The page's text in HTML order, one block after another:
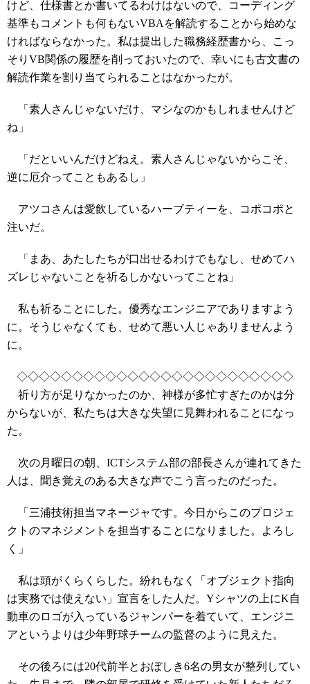
けど、仕様書とか書いてるわけはないので、コーディング
基準もコメントも何もないVBAを解読することから始めな
ければならなかった。私は提出した職務経歴書から、こっ
そりVB関係の履歴を削っておいたので、幸いにも古文書の
解読作業を割り当てられることはなかったが。
「素人さんじゃないだけ、マシなのかもしれませんけど
ね」
「だといいんだけどねえ。素人さんじゃないからこそ、
逆に厄介ってこともあるし」
アツコさんは愛飲しているハーブティーを、コポコポと
注いだ。
「まあ、あたしたちが口出せるわけでもなし、せめてハ
ズレじゃないことを祈るしかないってことね」
私も祈ることにした。優秀なエンジニアでありますよう
に。そうじゃなくても、せめて悪い人じゃありませんよう
に。
◇◇◇◇◇◇◇◇◇◇◇◇◇◇◇◇◇◇◇◇◇◇◇◇◇
祈り方が足りなかったのか、神様が多忙すぎたのかは分
からないが、私たちは大きな失望に見舞われることになっ
た。
次の月曜日の朝、ICTシステム部の部長さんが連れてきた
人は、聞き覚えのある大きな声でこう言ったのだった。
「三浦技術担当マネージャです。今日からこのプロジェ
クトのマネジメントを担当することになりました。よろし
く」
私は頭がくらくらした。紛れもなく「オブジェクト指向
は実務では使えない」宣言をした人だ。Yシャツの上にK自
動車のロゴが入っているジャンパーを着ていて、エンジニ
アというよりは少年野球チームの監督のように見えた。
その後ろには20代前半とおぼしき6名の男女が整列してい